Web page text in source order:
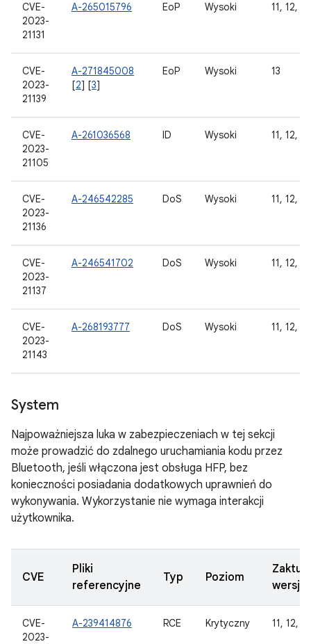
CVE-
2023-
21131
A-265015796 EoP Wysoki 11, 12,
CVE-
2023-
21139
A-271845008
[2] [3]
EoP Wysoki 13
CVE-
2023-
21105
A-261036568 ID Wysoki 11, 12,
CVE-
2023-
21136
A-246542285 DoS Wysoki 11, 12,
CVE-
2023-
21137
A-246541702 DoS Wysoki 11, 12,
CVE-
2023-
21143
A-268193777 DoS Wysoki 11, 12,
System
Najpoważniejsza luka w zabezpieczeniach w tej sekcji
może prowadzić do zdalnego uruchamiania kodu przez
Bluetooth, jeśli włączona jest obsługa HFP, bez
konieczności posiadania dodatkowych uprawnień do
wykonywania. Wykorzystanie nie wymaga interakcji
użytkownika.
CVE
Pliki
referencyjne
Typ Poziom
wersje
CVE-
2023-
A-239414876 RCE Krytyczny 11, 12,